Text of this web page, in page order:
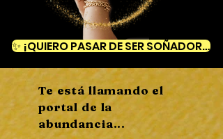
✨ ¡QUIERO PASAR DE SER SOÑADORA A MANIFESTADORA! ✨
Te está llamando el
portal de la
abundancia...